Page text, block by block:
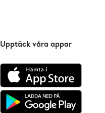
Upptäck våra appar